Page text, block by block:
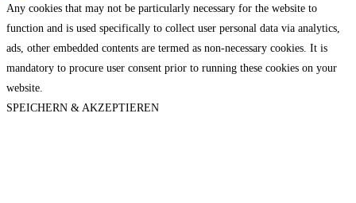
Any cookies that may not be particularly necessary for the website to
function and is used specifically to collect user personal data via analytics,
ads, other embedded contents are termed as non-necessary cookies. It is
mandatory to procure user consent prior to running these cookies on your
website.
SPEICHERN & AKZEPTIEREN